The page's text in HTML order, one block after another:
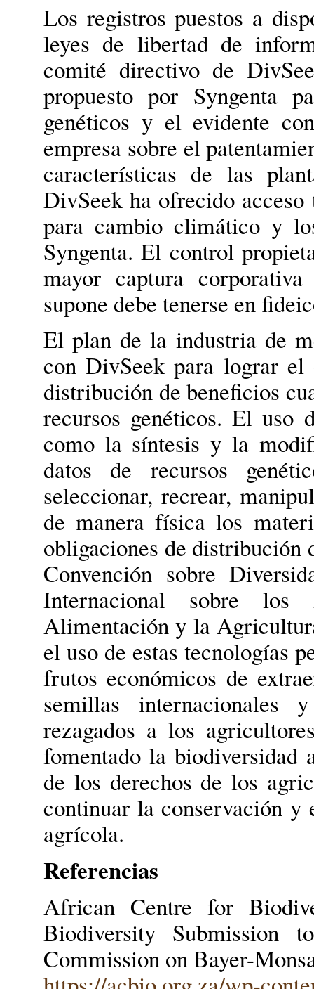
Los registros puestos a
leyes de libertad de
comité directivo de
propuesto por Syngenta
genéticos y el evidente
empresa sobre el
características de las
DivSeek ha ofrecido acceso
para cambio climático y
Syngenta. El control
mayor captura
supone debe tenerse en
El plan de la industria de
con DivSeek para lograr
distribución de beneficios
recursos genéticos. El uso
como la síntesis y la
datos de recursos
seleccionar, recrear,
de manera física los
obligaciones de distribución
Convención sobre
Internacional sobre los
Alimentación y la
el uso de estas tecnologías
frutos económicos de
semillas
rezagados a los
fomentado la biodiversidad
de los derechos de los
continuar la conservación y
agrícola.
Referencias
African Centre for
Biodiversity Submission
Commission on Bayer-